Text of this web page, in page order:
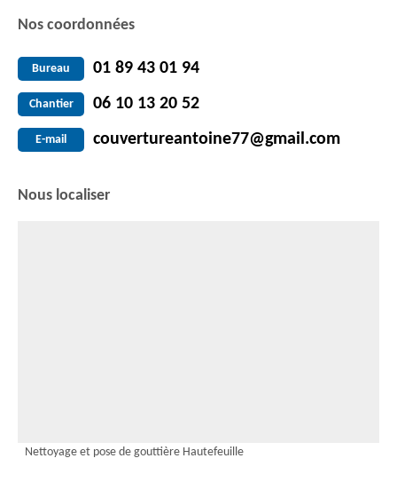
Nos coordonnées
Bureau 01 89 43 01 94
Chantier 06 10 13 20 52
E-mail couvertureantoine77@gmail.com
Nous localiser
Nettoyage et pose de gouttière Hautefeuille